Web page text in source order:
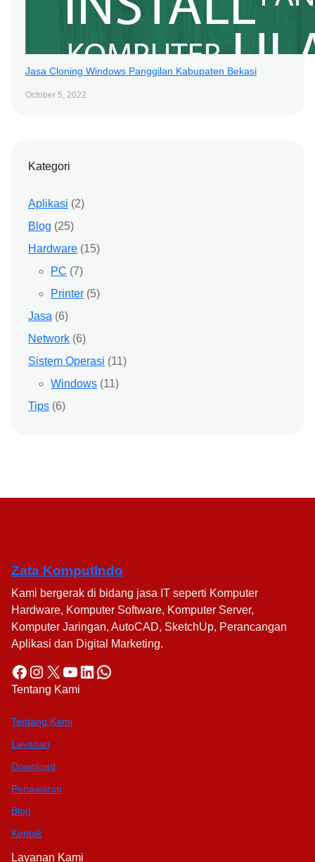
Jasa Cloning Windows Panggilan Kabupaten Bekasi
October 5, 2022
Kategori
Aplikasi (2)
Blog (25)
Hardware (15)
PC (7)
Printer (5)
Jasa (6)
Network (6)
Sistem Operasi (11)
Windows (11)
Tips (6)
Zata KomputIndo
Kami bergerak di bidang jasa IT seperti Komputer
Hardware, Komputer Software, Komputer Server,
Komputer Jaringan, AutoCAD, SketchUp, Perancangan
Aplikasi dan Digital Marketing.
Facebook Instagram X YouTube LinkedIn WhatsApp
Tentang Kami
Tentang Kami
Layanan
Download
Penawaran
Blog
Kontak
Layanan Kami